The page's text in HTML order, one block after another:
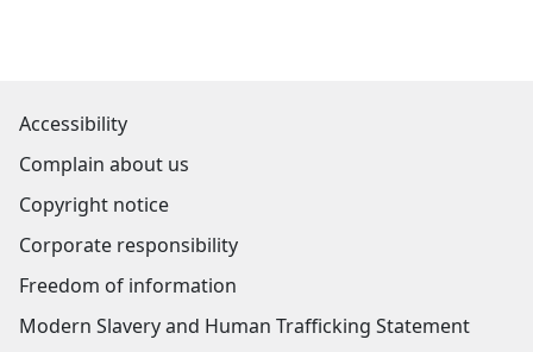
Accessibility
Complain about us
Copyright notice
Corporate responsibility
Freedom of information
Modern Slavery and Human Trafficking Statement